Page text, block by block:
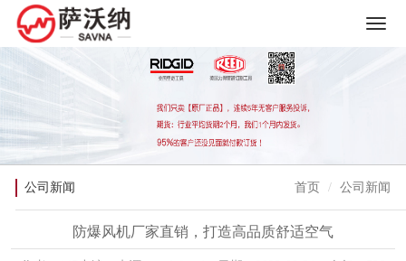
公司新闻 首页 公司新闻
防爆风机厂家直销，打造高品质舒适空气